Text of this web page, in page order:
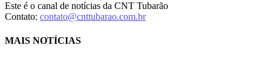
Este é o canal de notícias da CNT Tubarão
Contato: contato@cnttubarao.com.br
MAIS NOTÍCIAS